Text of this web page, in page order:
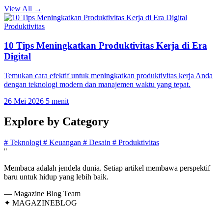
View All →
Produktivitas
10 Tips Meningkatkan Produktivitas Kerja di Era
Digital
Temukan cara efektif untuk meningkatkan produktivitas kerja Anda
dengan teknologi modern dan manajemen waktu yang tepat.
26 Mei 2026 5 menit
Explore by Category
# Teknologi # Keuangan # Desain # Produktivitas
"
Membaca adalah jendela dunia. Setiap artikel membawa perspektif
baru untuk hidup yang lebih baik.
— Magazine Blog Team
✦ MAGAZINEBLOG